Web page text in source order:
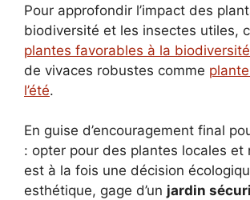
Pour approfondir l’impact des
biodiversité et les insectes utiles,
plantes favorables à la biodiversité
de vivaces robustes comme
l’été.
En guise d’encouragement final
: opter pour des plantes locales et
est à la fois une décision
esthétique, gage d’un jardin